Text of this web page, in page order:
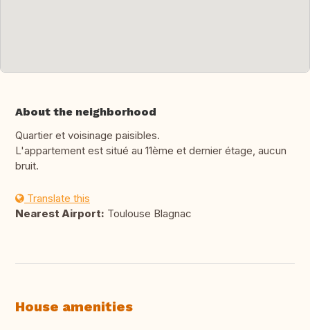
About the neighborhood
Quartier et voisinage paisibles.
L'appartement est situé au 11ème et dernier étage, aucun
bruit.
Translate this
Nearest Airport: Toulouse Blagnac
House amenities